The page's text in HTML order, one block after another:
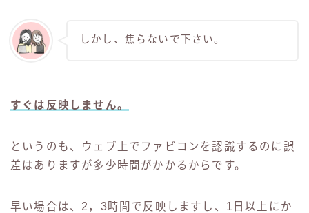
しかし、焦らないで下さい。
すぐは反映しません。
というのも、ウェブ上でファビコンを認識するのに誤
差はありますが多少時間がかかるからです。
早い場合は、2，3時間で反映しますし、1日以上にか